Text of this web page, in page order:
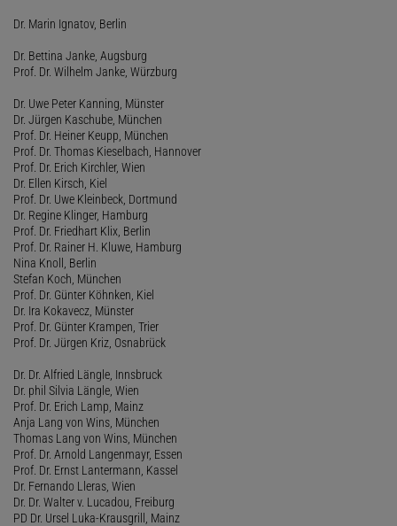
Dr. Marin Ignatov, Berlin
Dr. Bettina Janke, Augsburg
Prof. Dr. Wilhelm Janke, Würzburg
Dr. Uwe Peter Kanning, Münster
Dr. Jürgen Kaschube, München
Prof. Dr. Heiner Keupp, München
Prof. Dr. Thomas Kieselbach, Hannover
Prof. Dr. Erich Kirchler, Wien
Dr. Ellen Kirsch, Kiel
Prof. Dr. Uwe Kleinbeck, Dortmund
Dr. Regine Klinger, Hamburg
Prof. Dr. Friedhart Klix, Berlin
Prof. Dr. Rainer H. Kluwe, Hamburg
Nina Knoll, Berlin
Stefan Koch, München
Prof. Dr. Günter Köhnken, Kiel
Dr. Ira Kokavecz, Münster
Prof. Dr. Günter Krampen, Trier
Prof. Dr. Jürgen Kriz, Osnabrück
Dr. Dr. Alfried Längle, Innsbruck
Dr. phil Silvia Längle, Wien
Prof. Dr. Erich Lamp, Mainz
Anja Lang von Wins, München
Thomas Lang von Wins, München
Prof. Dr. Arnold Langenmayr, Essen
Prof. Dr. Ernst Lantermann, Kassel
Dr. Fernando Lleras, Wien
Dr. Dr. Walter v. Lucadou, Freiburg
PD Dr. Ursel Luka-Krausgrill, Mainz